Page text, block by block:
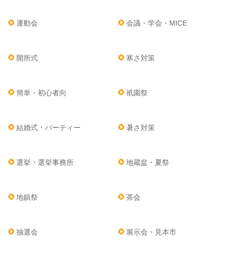
運動会 会議・学会・MICE
開所式 寒さ対策
簡単・初心者向 祇園祭
結婚式・パーティー 暑さ対策
選挙・選挙事務所 地蔵盆・夏祭
地鎮祭 茶会
抽選会 展示会・見本市